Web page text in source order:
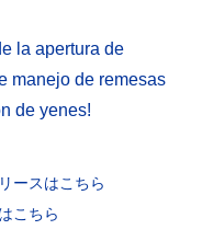
la apertura de
manejo de remesas
de yenes!
ースはこちら
こちら